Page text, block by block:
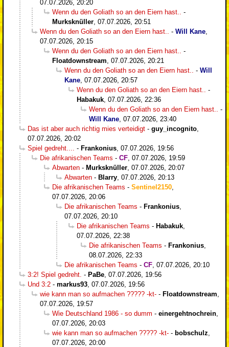
07.07.2026, 20:20
Wenn du den Goliath so an den Eiern hast..
-
Murksknüller 07.07.2026, 20:51
Wenn du den Goliath so an den Eiern hast..
- Will Kane
07.07.2026, 20:15
Wenn du den Goliath so an den Eiern hast..
-
Floatdownstream 07.07.2026, 20:21
Wenn du den Goliath so an den Eiern hast..
- Will
Kane 07.07.2026, 20:57
Wenn du den Goliath so an den Eiern hast..
-
Habakuk 07.07.2026, 22:36
Wenn du den Goliath so an den Eiern hast..
-
Will Kane 07.07.2026, 23:40
Das ist aber auch richtig mies verteidigt - guy_incognito
07.07.2026, 20:02
Spiel gedreht....
- Frankonius 07.07.2026, 19:56
Die afrikanischen Teams - CF 07.07.2026, 19:59
Abwarten - Murksknüller 07.07.2026, 20:07
Abwarten - Blarry 07.07.2026, 20:13
Die afrikanischen Teams - Sentinel2150
07.07.2026, 20:06
Die afrikanischen Teams - Frankonius
07.07.2026, 20:10
Die afrikanischen Teams - Habakuk
07.07.2026, 22:38
Die afrikanischen Teams - Frankonius
08.07.2026, 22:33
Die afrikanischen Teams - CF 07.07.2026, 20:10
3:2! Spiel gedreht. - PaBe 07.07.2026, 19:56
Und 3:2 - markus93 07.07.2026, 19:56
wie kann man so aufmachen ????? -kt- - Floatdownstream
07.07.2026, 19:57
Wie Deutschland 1986 - so dumm - einergehtnochrein
07.07.2026, 20:03
wie kann man so aufmachen ????? -kt- - bobschulz
07.07.2026, 20:00